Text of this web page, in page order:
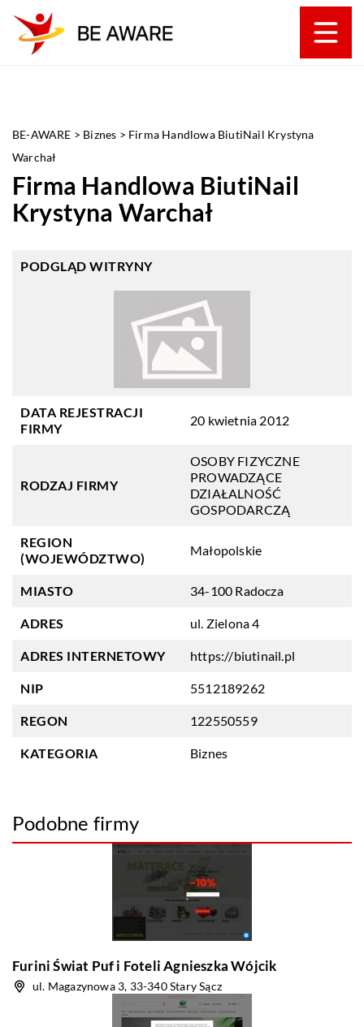
BE-AWARE > Biznes > Firma Handlowa BiutiNail Krystyna
Warchał
Firma Handlowa BiutiNail
Krystyna Warchał
PODGLĄD WITRYNY
DATA REJESTRACJI
FIRMY
20 kwietnia 2012
RODZAJ FIRMY
OSOBY FIZYCZNE
PROWADZĄCE
DZIAŁALNOŚĆ
GOSPODARCZĄ
REGION
(WOJEWÓDZTWO)
Małopolskie
MIASTO 34-100 Radocza
ADRES ul. Zielona 4
ADRES INTERNETOWY https://biutinail.pl
NIP 5512189262
REGON 122550559
KATEGORIA Biznes
Podobne firmy
Furini Świat Puf i Foteli Agnieszka Wójcik
ul. Magazynowa 3, 33-340 Stary Sącz